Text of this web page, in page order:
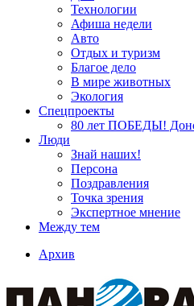
Технологии
Афиша недели
Авто
Отдых и туризм
Благое дело
В мире животных
Экология
Спецпроекты
80 лет ПОБЕДЫ!
Люди
Знай наших!
Персона
Поздравления
Точка зрения
Экспертное мнение
Между тем
Архив